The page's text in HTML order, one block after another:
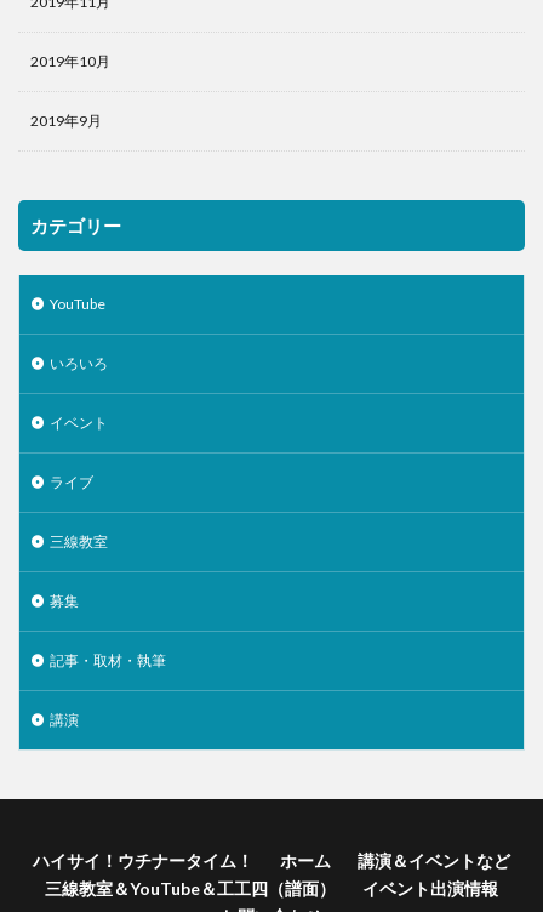
2019年10月
2019年9月
カテゴリー
YouTube
いろいろ
イベント
ライブ
三線教室
募集
記事・取材・執筆
講演
ハイサイ！ウチナータイム！ ホーム
講演＆イベントなど
三線教室＆YouTube＆工工四（譜面）
イベント出演情報